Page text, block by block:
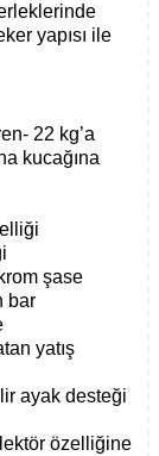
yapısı ile
22 kg’a
kucağına
şase
bar
yatış
ayak desteği
özelliğine